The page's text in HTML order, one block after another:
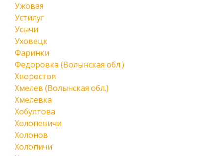
Ужовая
Устилуг
Усычи
Уховецк
Фаринки
Федоровка (Волынская обл.)
Хворостов
Хмелев (Волынская обл.)
Хмелевка
Хобултова
Холоневичи
Холонов
Холопичи